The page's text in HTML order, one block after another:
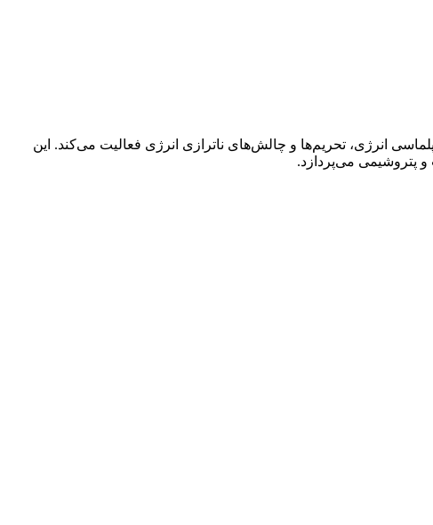
انرژی، تحریم‌ها و چالش‌های ناترازی انرژی فعالیت می‌کند. این
پتروشیمی می‌پردازد.